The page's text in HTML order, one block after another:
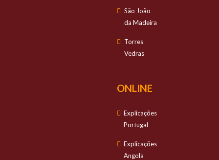
São João
da Madeira
Torres
Vedras
ONLINE
Explicações
Portugal
Explicações
Angola